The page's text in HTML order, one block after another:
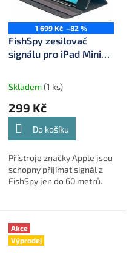
1 699 Kč –82 %
FishSpy zesilovač
signálu pro iPad Mini
Skladem(1 ks)
299 Kč
Do košíku
Přístroje značky Apple jsou
schopny přijímat signál z
FishSpy jen do 60 metrů.
Akce
Výprodej